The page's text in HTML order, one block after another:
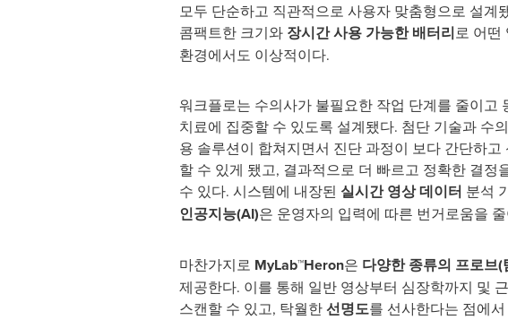
모두 단순하고 직관적으로 사용자 맞춤형으로 설계
콤팩트한 크기와 장시간 사용 가능한 배터리로 어떤
환경에서도 이상적이다.
워크플로는 수의사가 불필요한 작업 단계를 줄이고
치료에 집중할 수 있도록 설계됐다. 첨단 기술과 수
용 솔루션이 합쳐지면서 진단 과정이 보다 간단하고
할 수 있게 됐고, 결과적으로 더 빠르고 정확한 결정
수 있다. 시스템에 내장된 실시간 영상 데이터 분석
인공지능(AI)은 운영자의 입력에 따른 번거로움을
마찬가지로 MyLab™Heron은 다양한 종류의 프로브(
제공한다. 이를 통해 일반 영상부터 심장학까지 및
스캔할 수 있고, 탁월한 선명도를 선사한다는 점에